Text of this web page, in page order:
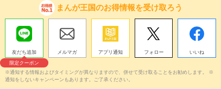
まんが王国のお得情報を受け取ろう
友だち追加
限定クーポン
メルマガ アプリ通知 フォロー いいね
※通知する情報およびタイミングが異なりますので、併せて受け取ることをお勧めします。 ※
通知をしないキャンペーンもあります。ご了承ください。